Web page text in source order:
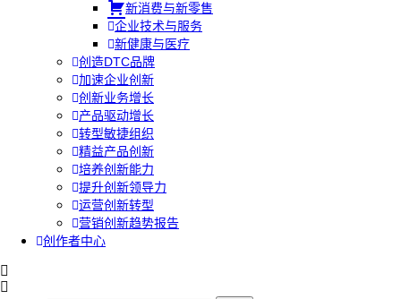
新消费与新零售
企业技术与服务
新健康与医疗
创造DTC品牌
加速企业创新
创新业务增长
产品驱动增长
转型敏捷组织
精益产品创新
培养创新能力
提升创新领导力
运营创新转型
营销创新趋势报告
创作者中心